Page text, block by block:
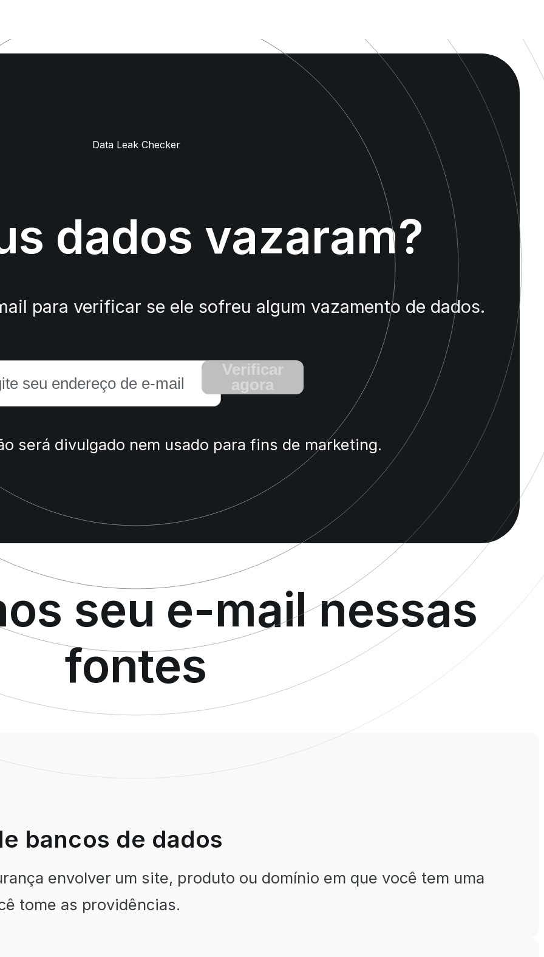
Data Leak Checker
dados vazaram?
para verificar se ele sofreu algum vazamento de dados.
Verificar
agora
será divulgado nem usado para fins de marketing.
seu e-mail nessas
fontes
bancos de dados
envolver um site, produto ou domínio em que você tem uma
tome as providências.